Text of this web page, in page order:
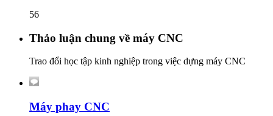
56
Thảo luận chung về máy CNC
Trao đổi học tập kinh nghiệp trong việc dựng máy CNC
Máy phay CNC